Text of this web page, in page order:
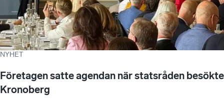
NYHET
Företagen satte agendan när statsråden besökte
Kronoberg